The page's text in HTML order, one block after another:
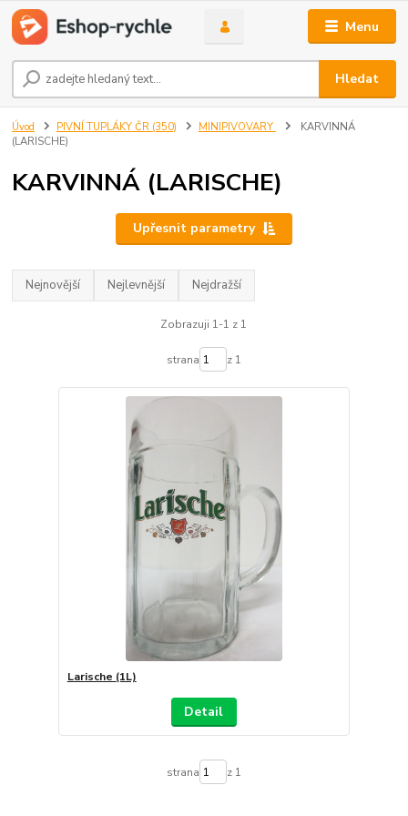
Menu
Hledat
Úvod PIVNÍ TUPLÁKY ČR (350) MINIPIVOVARY
KARVINNÁ
(LARISCHE)
KARVINNÁ (LARISCHE)
Upřesnit parametry
Nejnovější Nejlevnější Nejdražší
Zobrazuji 1-1 z 1
strana z 1
Larische (1L)
Detail
strana z 1